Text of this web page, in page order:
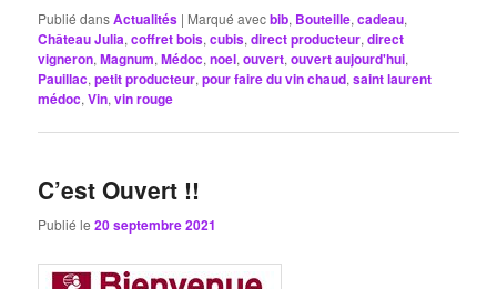
Publié dansActualités | Marqué avecbib, Bouteille,cadeau,
Château Julia,coffret bois,cubis,direct producteur,direct
vigneron,Magnum,Médoc,noel,ouvert,ouvert aujourd'hui,
Pauillac,petit producteur,pour faire du vin chaud,saint laurent
médoc,Vin,vin rouge
C’est Ouvert !!
Publié le20 septembre 2021